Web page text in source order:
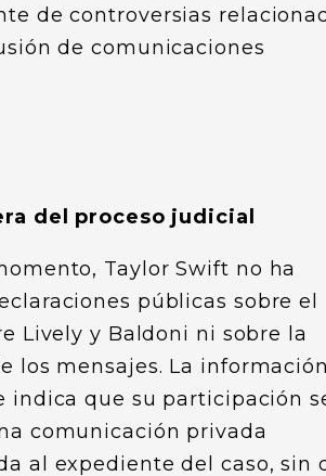
de controversias
de comunicaciones
del proceso judicial
Taylor Swift no ha
públicas sobre el
Lively y Baldoni ni sobre la
los mensajes. La
indica que su participación
comunicación privada
al expediente del caso, sin